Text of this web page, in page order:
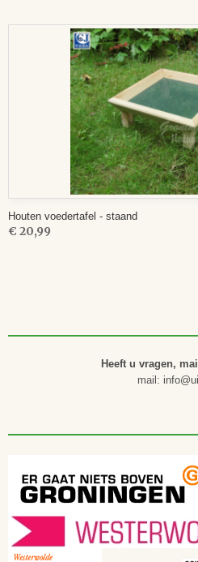
Houten voedertafel - staand
€ 20,99
Heeft u vragen,
mail: